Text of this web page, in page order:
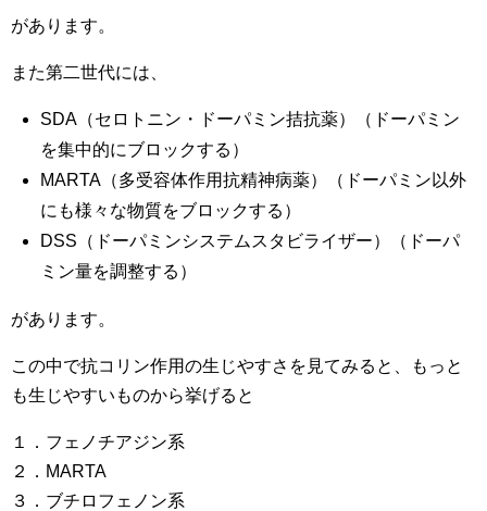
があります。
また第二世代には、
SDA（セロトニン・ドーパミン拮抗薬）（ドーパミン
を集中的にブロックする）
MARTA（多受容体作用抗精神病薬）（ドーパミン以外
にも様々な物質をブロックする）
DSS（ドーパミンシステムスタビライザー）（ドーパ
ミン量を調整する）
があります。
この中で抗コリン作用の生じやすさを見てみると、もっと
も生じやすいものから挙げると
１．フェノチアジン系
２．MARTA
３．ブチロフェノン系